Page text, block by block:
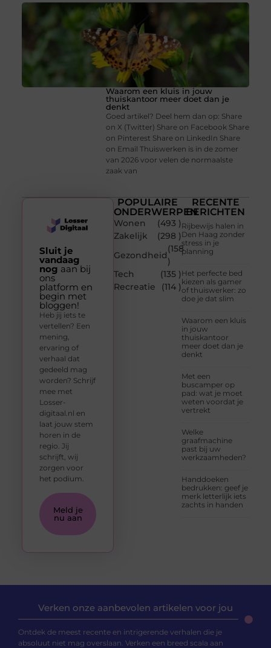
Waarom een kluis in jouw
thuiskantoor meer doet dan je
denkt
Goed artikel? Deel hem dan op: Share
on X (Twitter) Share on Facebook Share
on Pinterest Share on LinkedIn Share
on Email Thuiswerken is in de zomer
van 2026 voor velen de normaalste
zaak van
POPULAIRE
ONDERWERPEN
Wonen
(493 )
Zakelijk
(298 )
Gezondheid
(158
)
Tech
(135 )
Recreatie
(114 )
RECENTE
BERICHTEN
Rijbewijs halen in
Den Haag zonder
stress in je
planning
Het perfecte bed
kiezen als gamer
of thuiswerker: zo
doe je dat slim
Waarom een kluis
in jouw
thuiskantoor
meer doet dan je
denkt
Met een
buscamper op
pad: wat je moet
weten voordat je
vertrekt
Welke
graafmachine
past bij uw
werkzaamheden?
Handdoeken
bedrukken: geef je
merk letterlijk iets
zachts in handen
Sluit je
vandaag
nog aan bij
ons
platform en
begin met
bloggen!
Heb jij iets te
vertellen? Een
mening,
ervaring of
verhaal dat
gedeeld mag
worden? Schrijf
mee met
Losser-
digitaal.nl en
laat jouw stem
horen in de
regio. Jij
schrijft, wij
zorgen voor
het podium.
Meld je
nu aan
Verken onze aanbevolen artikelen voor jou
Ontdek de meest recente en intrigerende verhalen die je
absoluut niet mag overslaan. Verken een breed scala aan